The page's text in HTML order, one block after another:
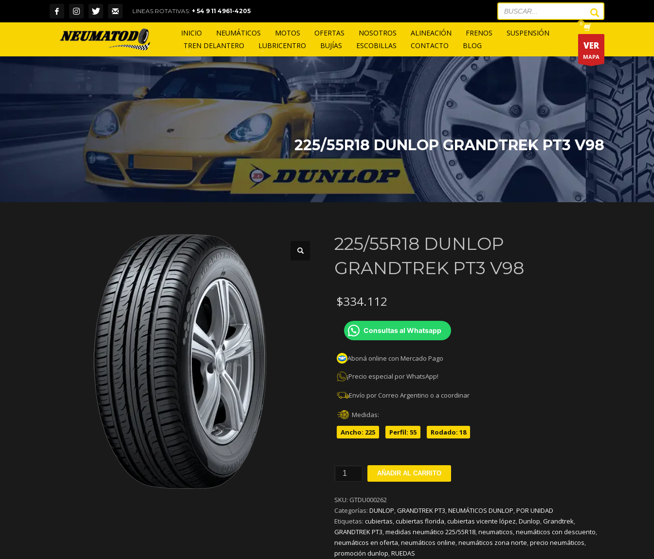
LINEAS ROTATIVAS: + 54 9 11 4961-4205
INICIO NEUMÁTICOS MOTOS OFERTAS NOSOTROS ALINEACIÓN FRENOS
SUSPENSIÓN
TREN DELANTERO
LUBRICENTRO BUJÍAS ESCOBILLAS CONTACTO BLOG VER
MAPA
225/55R18 DUNLOP GRANDTREK PT3 V98
225/55R18 DUNLOP
GRANDTREK PT3 V98
$334.112
Consultas al Whatsapp
Aboná online con Mercado Pago
¡Precio especial por WhatsApp!
Envío por Correo Argentino o a coordinar
Medidas:
Ancho: 225
Perfil: 55 Rodado: 18
225/55R18
PT3
V98
cantidad
AÑADIR AL CARRITO
SKU: GTDU000262
Categorías: DUNLOP,GRANDTREK PT3,NEUMÁTICOS DUNLOP,POR UNIDAD
Etiquetas: cubiertas,cubiertas florida,cubiertas vicente lópez,Dunlop,Grandtrek,
GRANDTREK PT3,medidas neumático 225/55R18,neumaticos,neumáticos con descuento,
neumáticos en oferta,neumáticos online,neumáticos zona norte,precio neumáticos,
promoción dunlop,RUEDAS